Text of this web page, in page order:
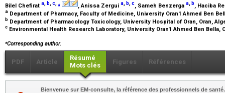
Bilel Chefirat a, b,c,⁎ , Anissa Zergui a, b,c, Sameh Benzerga a, b, Haciba
a Department of Pharmacy, Faculty of Medicine, University Oran1 Ahmed Ben
b Department of Pharmacology Toxicology, University Hospital of Oran, Oran,
c Environmental Health Research Laboratory, University Oran1 Ahmed Ben Bella,
⁎Corresponding author.
PDF Article
Résumé
Mots clés
Figures Références
Bienvenue sur EM-consulte, la référence des professionnels de santé.